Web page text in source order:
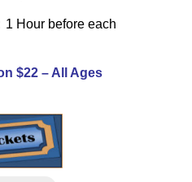
Hour before each
$22 – All Ages